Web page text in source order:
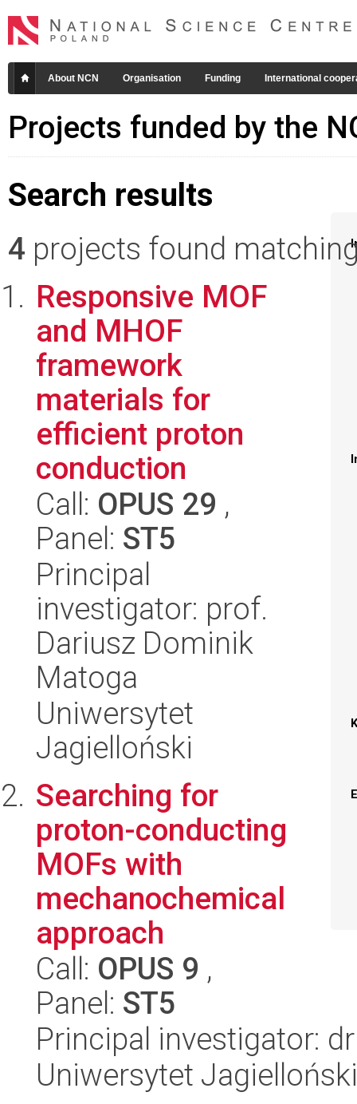
About NCN Organisation Funding International
Projects funded by the
Search results
4 projects found
Responsive MOF
and MHOF
framework
materials for
efficient proton
conduction
Call: OPUS 29 ,
Panel: ST5
Principal
investigator: prof.
Dariusz Dominik
Matoga
Uniwersytet
Jagielloński
Searching for
proton-conducting
MOFs with
mechanochemical
approach
Call: OPUS 9 ,
Panel: ST5
Principal investigator:
Uniwersytet